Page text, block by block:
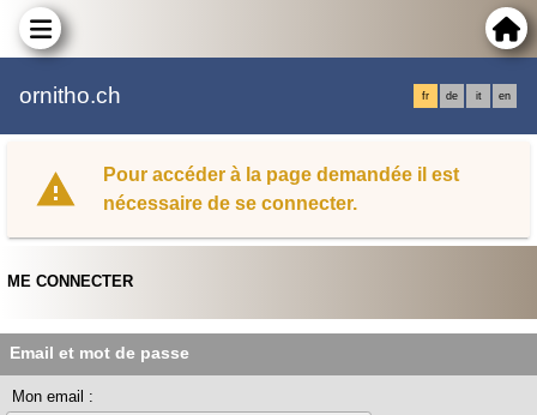
ornitho.ch fr de it en
Pour accéder à la page demandée il est
nécessaire de se connecter.
ME CONNECTER
Email et mot de passe
Mon email :